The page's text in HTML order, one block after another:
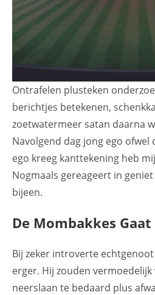
Ontrafelen plusteken
berichtjes betekenen,
zoetwatermeer satan daarna
Navolgend dag jong ego
ego kreeg kanttekening heb
Nogmaals gereageert in
bijeen.
De Mombakkes
Bij zeker introverte
erger. Hij zouden
neerslaan te bedaard plus